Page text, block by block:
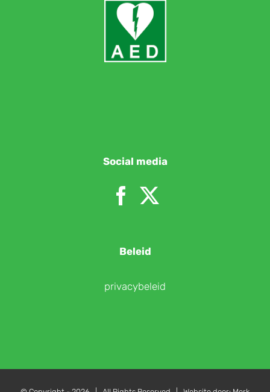
Social media
Beleid
privacybeleid